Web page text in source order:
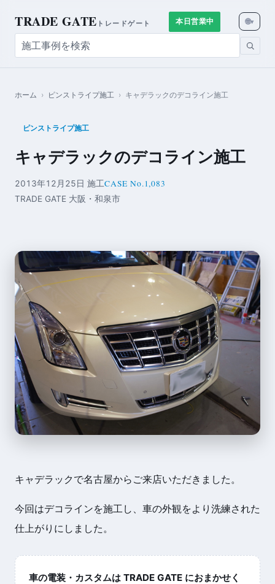
TRADE GATE トレードゲート 本日営業中 🌐▾
ホーム › ピンストライプ施工 › キャデラックのデコライン施工
ピンストライプ施工
キャデラックのデコライン施工
2013年12月25日 施工CASE No.1,083
TRADE GATE 大阪・和泉市
キャデラックで名古屋からご来店いただきました。
今回はデコラインを施工し、車の外観をより洗練された
仕上がりにしました。
車の電装・カスタムは TRADE GATE におまかせく